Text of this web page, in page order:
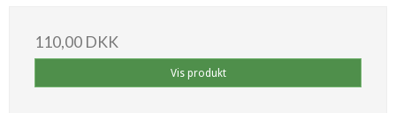
110,00 DKK
Vis produkt